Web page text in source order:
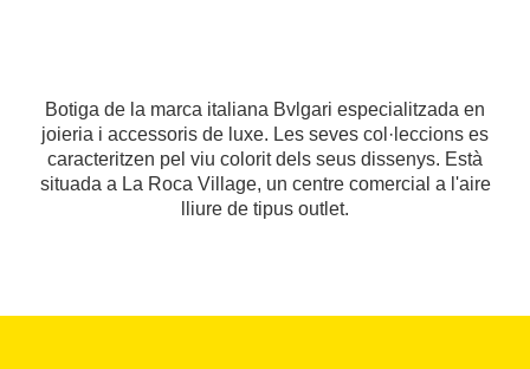
Botiga de la marca italiana Bvlgari especialitzada en
joieria i accessoris de luxe. Les seves col·leccions es
caracteritzen pel viu colorit dels seus dissenys. Està
situada a La Roca Village, un centre comercial a l'aire
lliure de tipus outlet.